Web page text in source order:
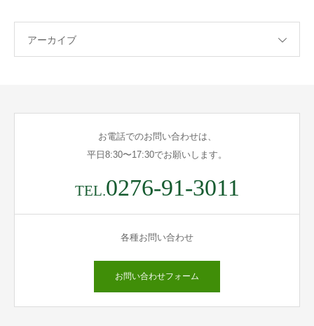
アーカイブ
お電話でのお問い合わせは、
平日8:30〜17:30でお願いします。
TEL.0276-91-3011
各種お問い合わせ
お問い合わせフォーム